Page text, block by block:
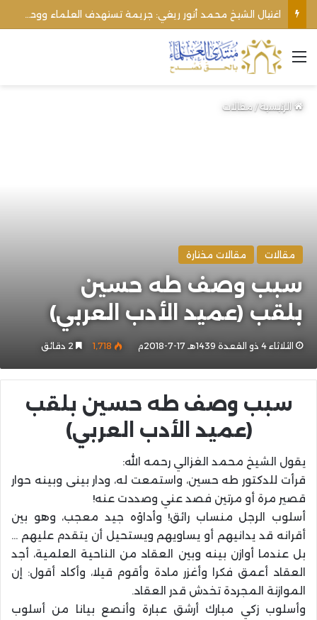
القائمة
الرئيسية/مقالات
مقالات مقالات مختارة
سبب وصف طه حسين
بلقب (عميد الأدب العربي)
الثلاثاء 4 ذو القعدة 1439هـ 17-7-2018م 1٬718
سبب وصف طه حسين بلقب
(عميد الأدب العربي)
يقول الشيخ محمد الغزالي رحمه الله:
قرأت للدكتور طه حسين، واستمعت له، ودار بينى وبينه حوار
قصير مرة أو مرتين فصد عني وصددت عنه!
أسلوب الرجل منساب رائق! وأداؤه جيد معجب، وهو بين
أقرانه قد يدانيهم أو يساويهم ويستحيل أن يتقدم عليهم …
بل عندما أوازن بينه وبين العقاد من الناحية العلمية، أجد
العقاد أعمق فكرا وأغزر مادة وأقوم قيلا، وأكاد أقول: إن
الموازنة المجردة تخدش قدر العقاد.
وأسلوب زكي مبارك أرشق عبارة وأنصع بيانا من أسلوب